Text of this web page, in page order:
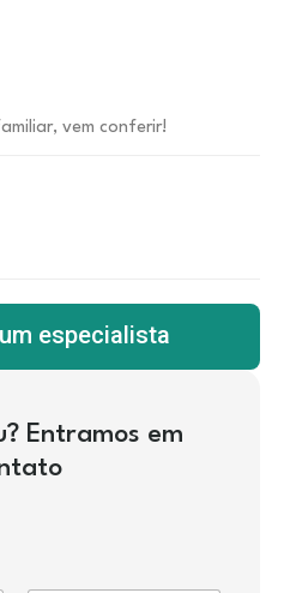
vem conferir!
especialista
Entramos em